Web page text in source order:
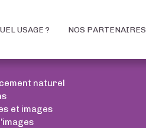
USAGE ? NOS PARTENAIRES
naturel
et images